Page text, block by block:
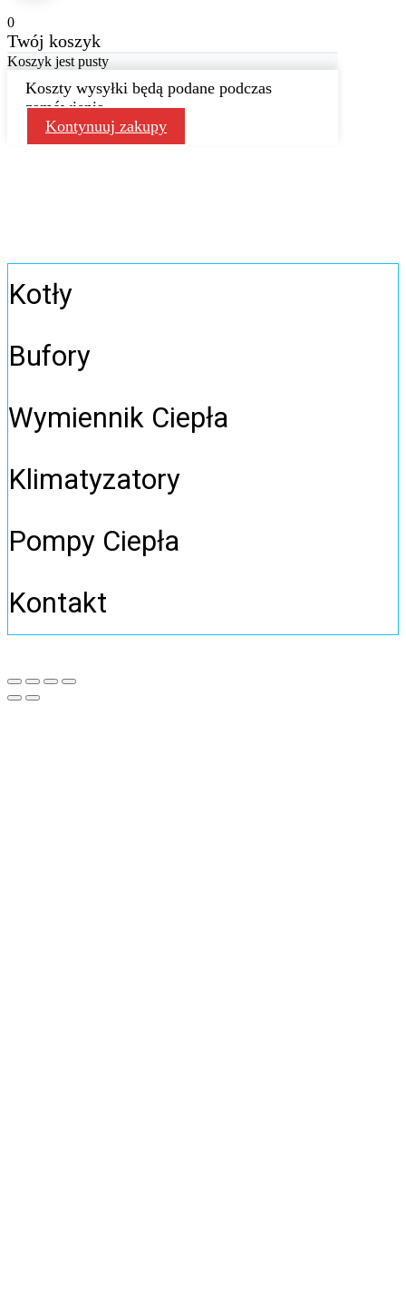
0
Twój koszyk
Koszyk jest pusty
Koszty wysyłki będą podane podczas
zamówienia
Kontynuuj zakupy
Kotły
Bufory
Wymiennik Ciepła
Klimatyzatory
Pompy Ciepła
Kontakt